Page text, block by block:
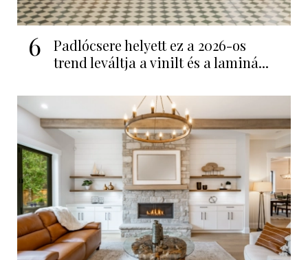
6
Padlócsere helyett ez a 2026-os
trend leváltja a vinilt és a laminá...